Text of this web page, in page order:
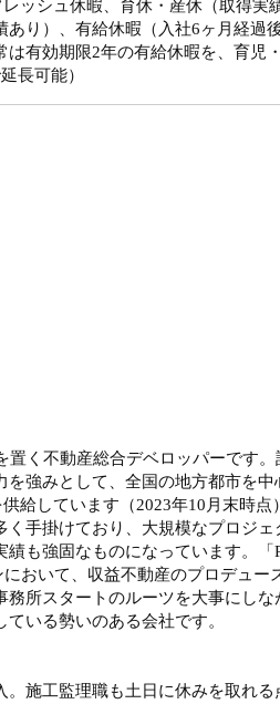
ッシュ休暇、育休・産休（取得実
あり）、有給休暇（入社6ヶ月経過
は有効期限2年の有給休暇を、育児
長可能）
置く不動産総合デベロッパーです。
強みとして、全国の地方都市を中
給しています（2023年10月末時点
く手掛けており、大規模なプロジェ
も強固なものになっています。「
において、収益不動産のプロデュー
務所スタートのルーツを大事にしな
いる勢いのある会社です。
。施工監理職も土日に休みを取れる